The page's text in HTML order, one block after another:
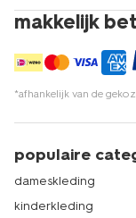
makkelijk
*afhankelijk van de
populaire
dameskleding
kinderkleding